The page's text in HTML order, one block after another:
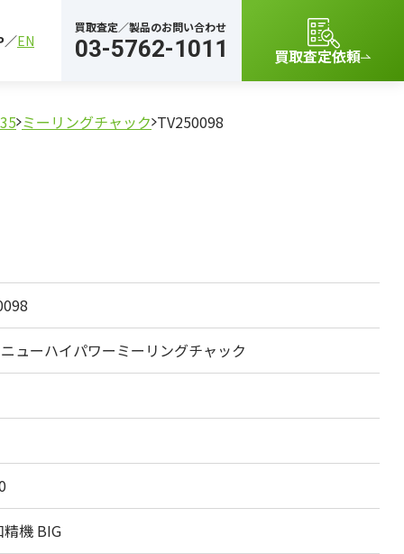
EN
買取査定／製品のお問い合わせ
03-5762-1011 買取査定依頼
ミーリングチャック TV250098
ューハイパワーミーリングチャック
機 BIG